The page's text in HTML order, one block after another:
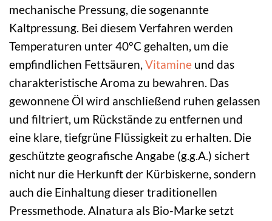
mechanische Pressung, die sogenannte
Kaltpressung. Bei diesem Verfahren werden
Temperaturen unter 40°C gehalten, um die
empfindlichen Fettsäuren, Vitamine und das
charakteristische Aroma zu bewahren. Das
gewonnene Öl wird anschließend ruhen gelassen
und filtriert, um Rückstände zu entfernen und
eine klare, tiefgrüne Flüssigkeit zu erhalten. Die
geschützte geografische Angabe (g.g.A.) sichert
nicht nur die Herkunft der Kürbiskerne, sondern
auch die Einhaltung dieser traditionellen
Pressmethode. Alnatura als Bio-Marke setzt